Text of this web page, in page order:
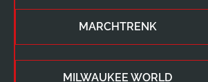
MARCHTRENK
MILWAUKEE WORLD